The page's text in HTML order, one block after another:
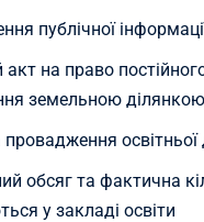
публічної
на право
земельною ділянкою
провадження освітньої
обсяг та фактична
у закладі освіти